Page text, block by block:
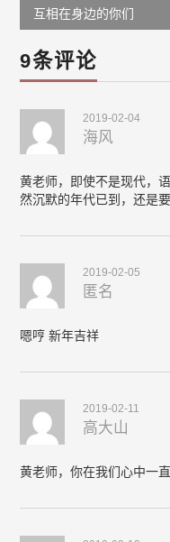
navigation
互相在身边的你们
9条评论
2019-02-04
海风
黄老师，即使不是现代，
然沉默的年代已到，还是
2019-02-05
匿名
嗯哼 新年吉祥
2019-02-11
高大山
黄老师，你在我们心中一